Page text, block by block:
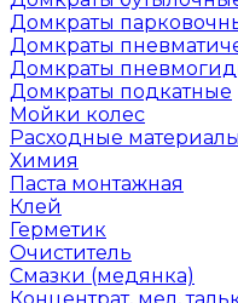
Домкраты
Домкраты
Домкраты
Домкраты подкатные
Мойки колес
Расходные
Химия
Паста монтажная
Клей
Герметик
Очиститель
Смазки (медянка)